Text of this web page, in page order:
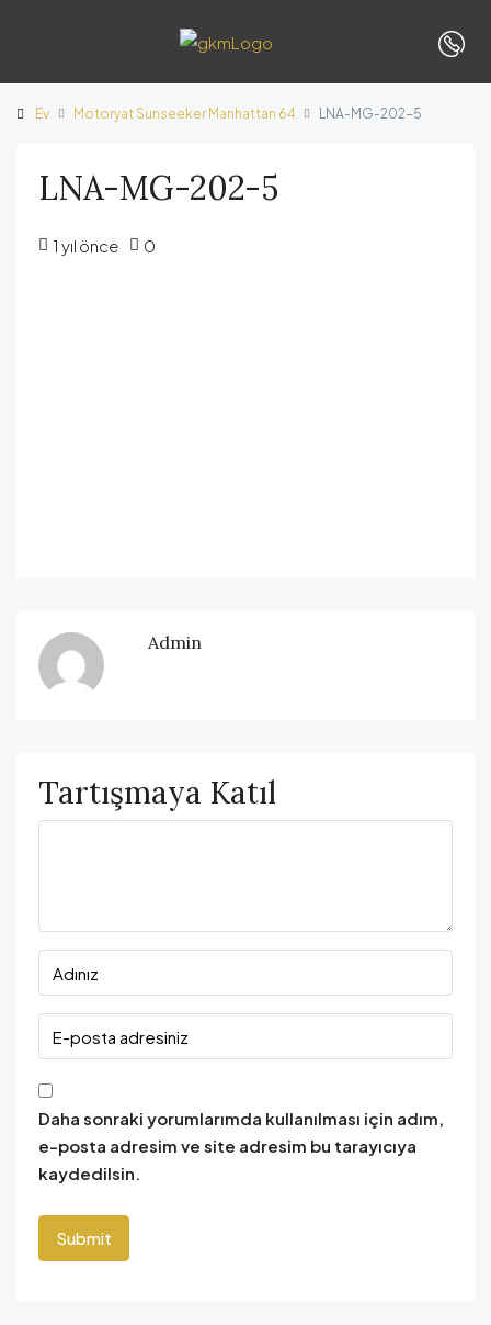
Ev Motoryat Sunseeker Manhattan 64 LNA-MG-202-5
LNA-MG-202-5
1 yıl önce 0
Admin
Tartışmaya Katıl
Daha sonraki yorumlarımda kullanılması için adım,
e-posta adresim ve site adresim bu tarayıcıya
kaydedilsin.